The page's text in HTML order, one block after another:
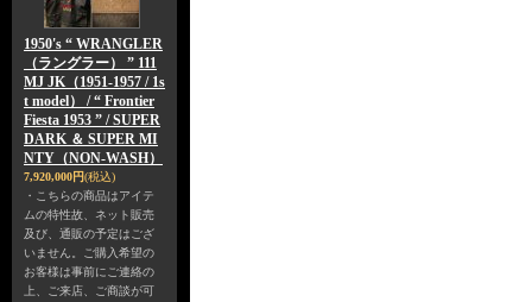
1950's “ WRANGLER
（ラングラー） ” 111
MJ JK（1951-1957 / 1s
t model） / “ Frontier
Fiesta 1953 ” / SUPER
DARK ＆ SUPER MI
NTY（NON-WASH）
7,920,000円(税込)
・こちらの商品はアイテ
ムの特性故、ネット販売
及び、通販の予定はござ
いません。ご購入希望の
お客様は事前にご連絡の
上、ご来店、ご商談が可